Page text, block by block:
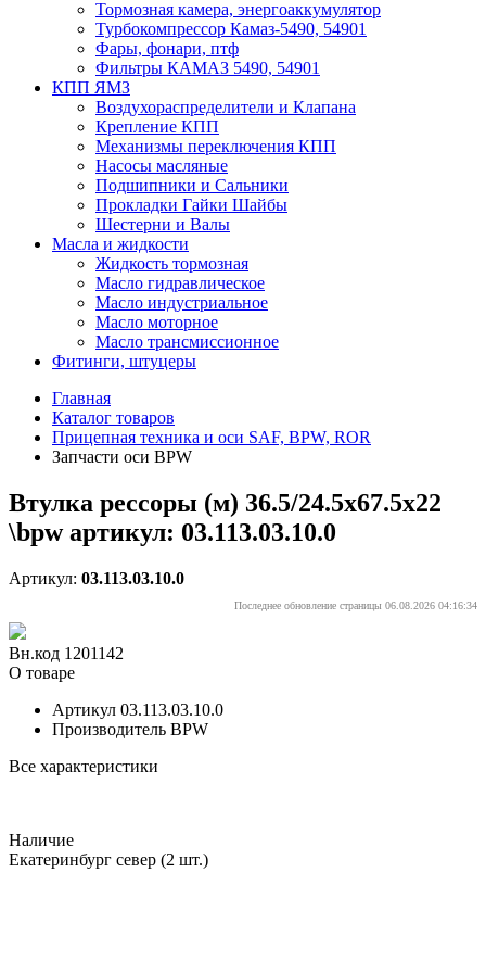
Тормозная камера, энергоаккумулятор
Турбокомпрессор Камаз-5490, 54901
Фары, фонари, птф
Фильтры КАМАЗ 5490, 54901
КПП ЯМЗ
Воздухораспределители и Клапана
Крепление КПП
Механизмы переключения КПП
Насосы масляные
Подшипники и Сальники
Прокладки Гайки Шайбы
Шестерни и Валы
Масла и жидкости
Жидкость тормозная
Масло гидравлическое
Масло индустриальное
Масло моторное
Масло трансмиссионное
Фитинги, штуцеры
Главная
Каталог товаров
Прицепная техника и оси SAF, BPW, ROR
Запчасти оси BPW
Втулка рессоры (м) 36.5/24.5x67.5x22
\bpw артикул: 03.113.03.10.0
Артикул: 03.113.03.10.0
Последнее обновление страницы 06.08.2026 04:16:34
Вн.код 1201142
О товаре
Артикул 03.113.03.10.0
Производитель BPW
Все характеристики
Наличие
Екатеринбург север (2 шт.)